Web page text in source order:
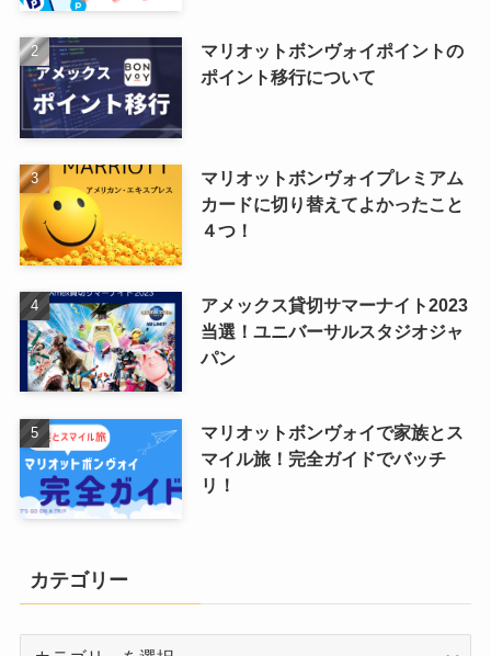
マリオットボンヴォイポイントの
ポイント移行について
マリオットボンヴォイプレミアム
カードに切り替えてよかったこと
４つ！
アメックス貸切サマーナイト2023
当選！ユニバーサルスタジオジャ
パン
マリオットボンヴォイで家族とス
マイル旅！完全ガイドでバッチ
リ！
カテゴリー